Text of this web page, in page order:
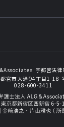
宇都宮法
宮市大通り4丁目1-18
028-600-3411